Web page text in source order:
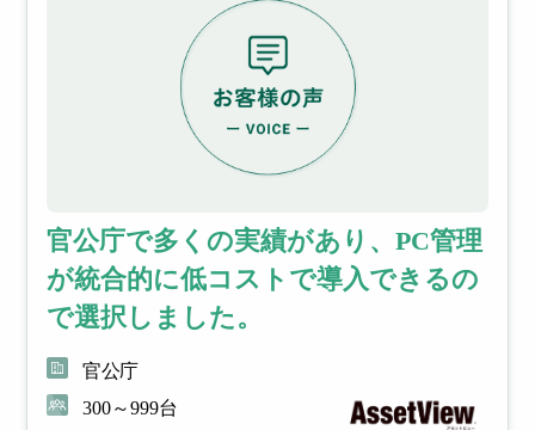
官公庁で多くの実績があり、PC管理
が統合的に低コストで導入できるの
で選択しました。
官公庁
300～999台